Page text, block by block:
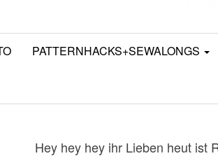
PATTERNHACKS+SEWALONGS
Hey hey hey ihr Lieben heut ist